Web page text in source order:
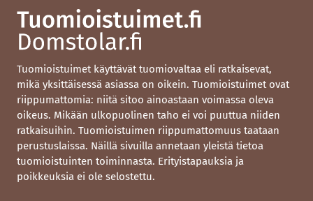
Tuomioistuimet käyttävät tuomiovaltaa eli ratkaisevat,
mikä yksittäisessä asiassa on oikein. Tuomioistuimet ovat
riippumattomia: niitä sitoo ainoastaan voimassa oleva
oikeus. Mikään ulkopuolinen taho ei voi puuttua niiden
ratkaisuihin. Tuomioistuimen riippumattomuus taataan
perustuslaissa. Näillä sivuilla annetaan yleistä tietoa
tuomioistuinten toiminnasta. Erityistapauksia ja
poikkeuksia ei ole selostettu.